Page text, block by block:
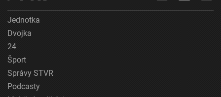
Jednotka
Dvojka
24
Šport
Správy STVR
Podcasty